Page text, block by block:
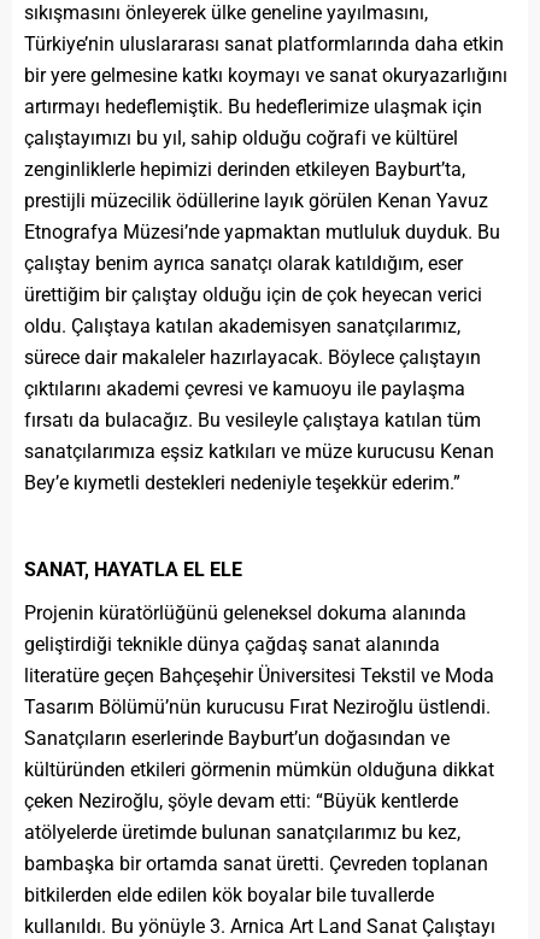
sıkışmasını önleyerek ülke geneline yayılmasını,
Türkiye’nin uluslararası sanat platformlarında daha etkin
bir yere gelmesine katkı koymayı ve sanat okuryazarlığını
artırmayı hedeflemiştik. Bu hedeflerimize ulaşmak için
çalıştayımızı bu yıl, sahip olduğu coğrafi ve kültürel
zenginliklerle hepimizi derinden etkileyen Bayburt’ta,
prestijli müzecilik ödüllerine layık görülen Kenan Yavuz
Etnografya Müzesi’nde yapmaktan mutluluk duyduk. Bu
çalıştay benim ayrıca sanatçı olarak katıldığım, eser
ürettiğim bir çalıştay olduğu için de çok heyecan verici
oldu. Çalıştaya katılan akademisyen sanatçılarımız,
sürece dair makaleler hazırlayacak. Böylece çalıştayın
çıktılarını akademi çevresi ve kamuoyu ile paylaşma
fırsatı da bulacağız. Bu vesileyle çalıştaya katılan tüm
sanatçılarımıza eşsiz katkıları ve müze kurucusu Kenan
Bey’e kıymetli destekleri nedeniyle teşekkür ederim.”
SANAT, HAYATLA EL ELE
Projenin küratörlüğünü geleneksel dokuma alanında
geliştirdiği teknikle dünya çağdaş sanat alanında
literatüre geçen Bahçeşehir Üniversitesi Tekstil ve Moda
Tasarım Bölümü’nün kurucusu Fırat Neziroğlu üstlendi.
Sanatçıların eserlerinde Bayburt’un doğasından ve
kültüründen etkileri görmenin mümkün olduğuna dikkat
çeken Neziroğlu, şöyle devam etti: “Büyük kentlerde
atölyelerde üretimde bulunan sanatçılarımız bu kez,
bambaşka bir ortamda sanat üretti. Çevreden toplanan
bitkilerden elde edilen kök boyalar bile tuvallerde
kullanıldı. Bu yönüyle 3. Arnica Art Land Sanat Çalıştayı